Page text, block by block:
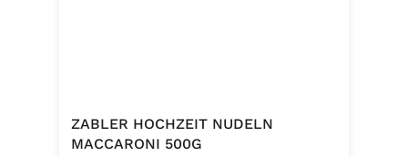
ZABLER HOCHZEIT NUDELN
MACCARONI 500G